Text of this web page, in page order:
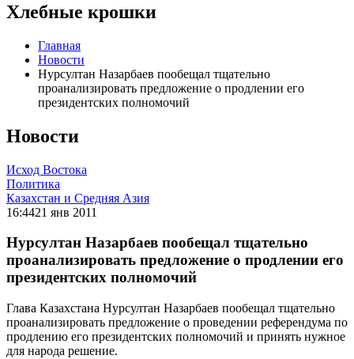
Хлебные крошки
Главная
Новости
Нурсултан Назарбаев пообещал тщательно
проанализировать предложение о продлении его
президентских полномочий
Новости
Исход Востока
Политика
Казахстан и Средняя Азия
16:4421 янв 2011
Нурсултан Назарбаев пообещал тщательно
проанализировать предложение о продлении его
президентских полномочий
Глава Казахстана Нурсултан Назарбаев пообещал тщательно
проанализировать предложение о проведении референдума по
продлению его президентских полномочий и принять нужное
для народа решение.